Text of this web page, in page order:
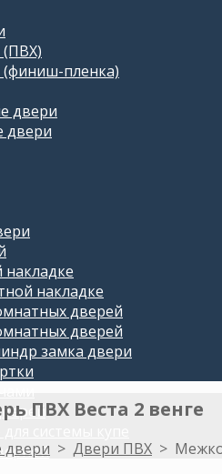
пленка)
двери
двери
накладке
накладке
дверей
дверей
замка двери
ПВХ Веста 2 венге
> Двери ПВХ >